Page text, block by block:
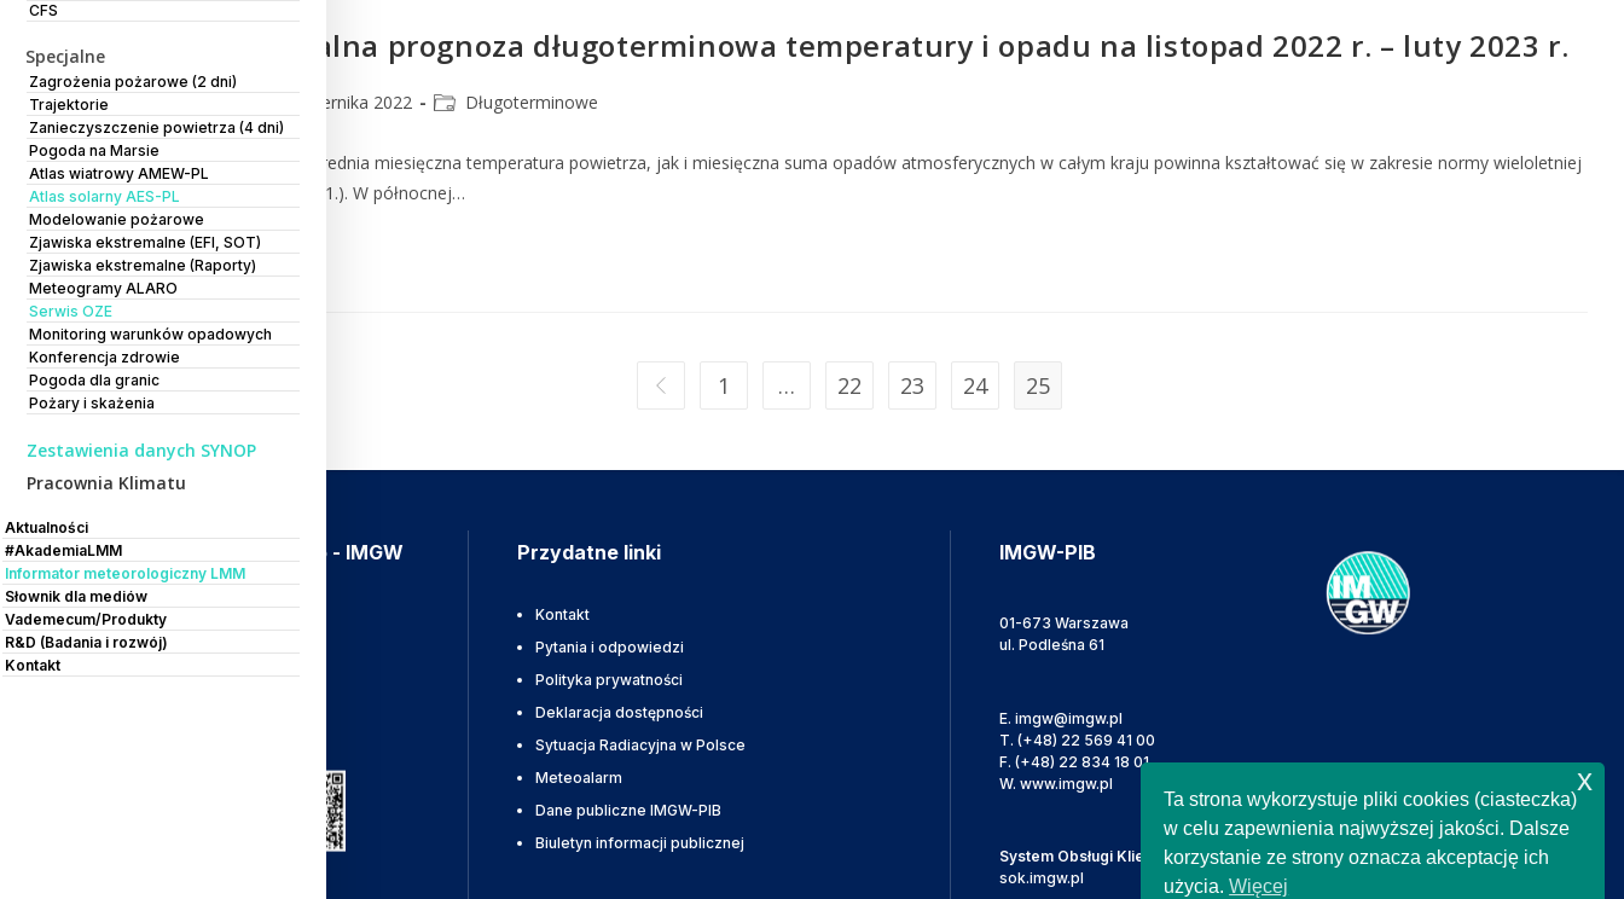
CFS
Specjalne
Zagrożenia pożarowe (2 dni)
Trajektorie
Zanieczyszczenie powietrza (4 dni)
Pogoda na Marsie
Atlas wiatrowy AMEW-PL
Atlas solarny AES-PL
Modelowanie pożarowe
Zjawiska ekstremalne (EFI, SOT)
Zjawiska ekstremalne (Raporty)
Meteogramy ALARO
Serwis OZE
Monitoring warunków opadowych
Konferencja zdrowie
Pogoda dla granic
Pożary i skażenia
Zestawienia danych SYNOP
Pracownia Klimatu
Aktualności
#AkademiaLMM
Informator meteorologiczny LMM
Słownik dla mediów
Vademecum/Produkty
R&D (Badania i rozwój)
Kontakt
Eksperymentalna prognoza długoterminowa temperatury i opadu na listopad 2022 r. – luty 2023 r.
11 października 2022 Długoterminowe
Listopad 2022 Zarówno średnia miesięczna temperatura powietrza, jak i miesięczna suma opadów atmosferycznych w całym kraju powinna kształtować się w zakresie normy wieloletniej
z lat 1991-2020 (rys.1. tab.1.). W północnej…
Czytaj Dalej
1 … 22 23 24 25
Aplikacja Meteo - IMGW
Wyładowania
Przydatne linki
Kontakt
Pytania i odpowiedzi
Polityka prywatności
Deklaracja dostępności
Sytuacja Radiacyjna w Polsce
Meteoalarm
Dane publiczne IMGW-PIB
Biuletyn informacji publicznej
IMGW-PIB
01-673 Warszawa
ul. Podleśna 61
E. imgw@imgw.pl
T. (+48) 22 569 41 00
F. (+48) 22 834 18 01
W. www.imgw.pl
System Obsługi Klienta
sok.imgw.pl
Ta strona wykorzystuje pliki cookies (ciasteczka)
w celu zapewnienia najwyższej jakości. Dalsze
korzystanie ze strony oznacza akceptację ich
użycia.Więcej
x